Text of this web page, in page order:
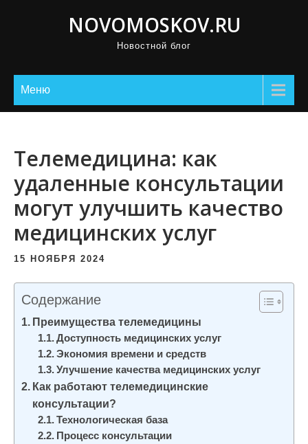
NOVOMOSKOV.RU
Новостной блог
Меню
Телемедицина: как
удаленные консультации
могут улучшить качество
медицинских услуг
15 НОЯБРЯ 2024
Содержание
Преимущества телемедицины
Доступность медицинских услуг
Экономия времени и средств
Улучшение качества медицинских услуг
Как работают телемедицинские
консультации?
Технологическая база
Процесс консультации